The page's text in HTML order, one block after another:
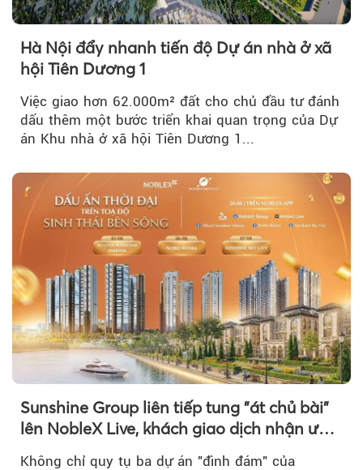
Hà Nội đẩy nhanh tiến độ Dự án nhà ở xã
hội Tiên Dương 1
Việc giao hơn 62.000m² đất cho chủ đầu tư đánh
dấu thêm một bước triển khai quan trọng của Dự
án Khu nhà ở xã hội Tiên Dương 1...
Sunshine Group liên tiếp tung "át chủ bài"
lên NobleX Live, khách giao dịch nhận ưu
Không chỉ quy tụ ba dự án "đình đám" của